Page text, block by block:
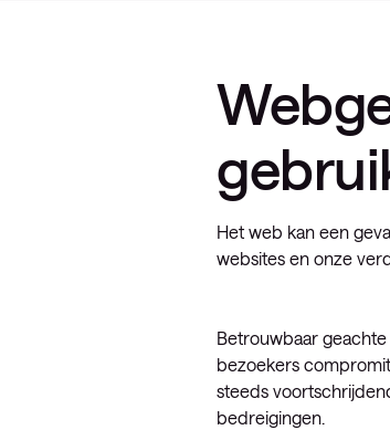
Het web kan een
websites en onze
Betrouwbaar
bezoekers
steeds
bedreigingen.